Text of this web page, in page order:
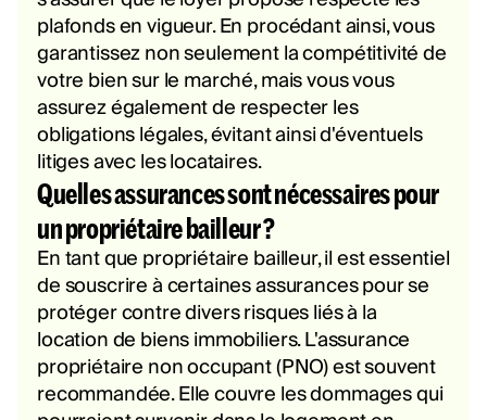
plafonds en vigueur. En procédant ainsi, vous
garantissez non seulement la compétitivité de
votre bien sur le marché, mais vous vous
assurez également de respecter les
obligations légales, évitant ainsi d'éventuels
litiges avec les locataires.
Quelles assurances sont nécessaires pour
un propriétaire bailleur ?
En tant que propriétaire bailleur, il est essentiel
de souscrire à certaines assurances pour se
protéger contre divers risques liés à la
location de biens immobiliers. L'assurance
propriétaire non occupant (PNO) est souvent
recommandée. Elle couvre les dommages qui